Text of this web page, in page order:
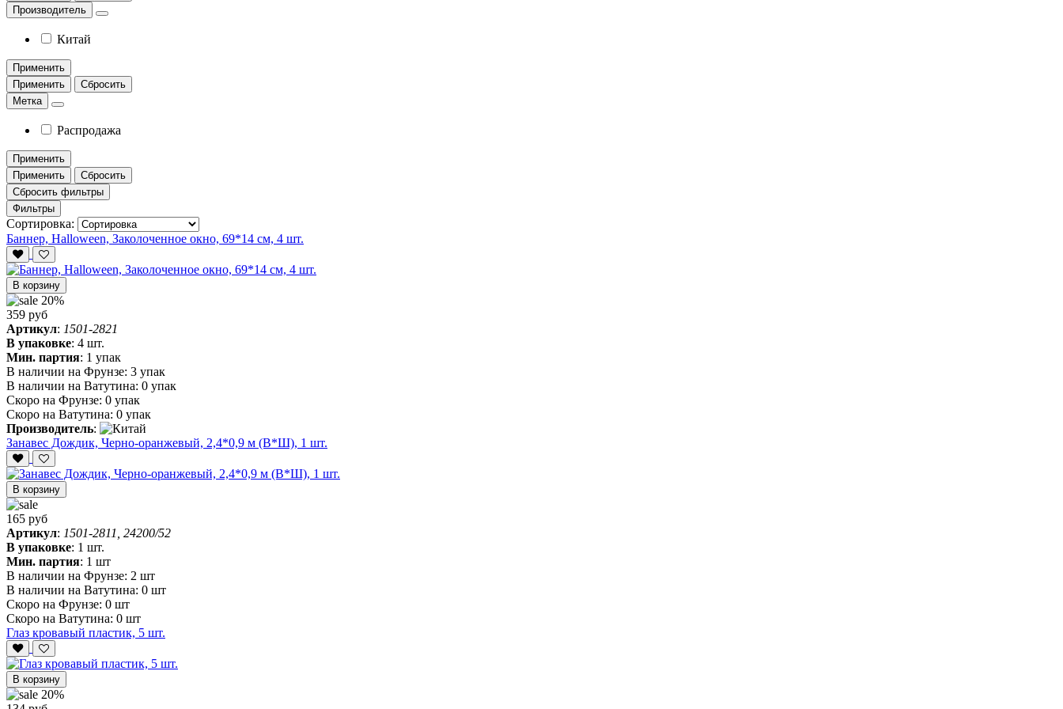
Производитель
Китай
Применить
Применить
Сбросить
Метка
Распродажа
Применить
Применить
Сбросить
Сбросить фильтры
Фильтры
Сортировка:
Баннер, Halloween, Заколоченное окно, 69*14 см, 4 шт.
В корзину
20%
359 руб
Артикул: 1501-2821
В упаковке: 4 шт.
Мин. партия: 1 упак
В наличии на Фрунзе: 3 упак
В наличии на Ватутина: 0 упак
Скоро на Фрунзе: 0 упак
Скоро на Ватутина: 0 упак
Производитель:
Занавес Дождик, Черно-оранжевый, 2,4*0,9 м (В*Ш), 1 шт.
В корзину
165 руб
Артикул: 1501-2811, 24200/52
В упаковке: 1 шт.
Мин. партия: 1 шт
В наличии на Фрунзе: 2 шт
В наличии на Ватутина: 0 шт
Скоро на Фрунзе: 0 шт
Скоро на Ватутина: 0 шт
Глаз кровавый пластик, 5 шт.
В корзину
20%